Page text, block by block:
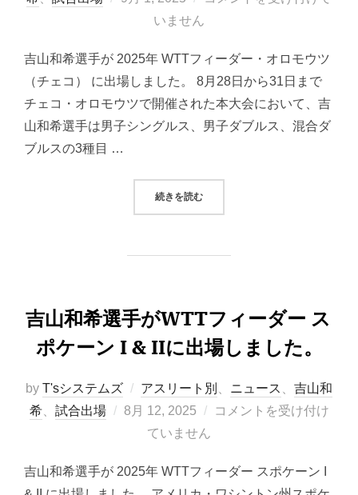
いません
吉山和希選手が 2025年 WTTフィーダー・オロモウツ
（チェコ） に出場しました。 8月28日から31日まで
チェコ・オロモウツで開催された本大会において、吉
山和希選手は男子シングルス、男子ダブルス、混合ダ
ブルスの3種目 …
続きを読む“吉山和希選手がWTTフィーダー・
吉山和希選手がWTTフィーダー ス
ポケーン I & IIに出場しました。
by T'sシステムズ アスリート別 ニュース
吉山和
希、 試合出場
投
8月 12, 2025
コメントを受け付け
ていません
吉山和希選手が 2025年 WTTフィーダー スポケーン I